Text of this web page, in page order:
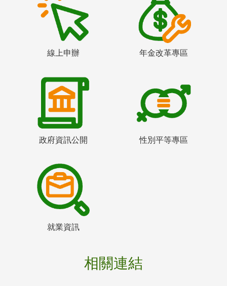
線上申辦 年金改革專區
政府資訊公開 性別平等專區
就業資訊
相關連結